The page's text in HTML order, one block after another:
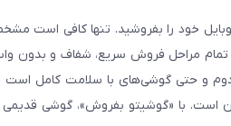
خود را بفروشید. تنها کافی است
تمام مراحل فروش سریع، شفاف و بدون
حتی گوشی‌های با سلامت کامل است تا
با «گوشیتو بفروش»، گوشی